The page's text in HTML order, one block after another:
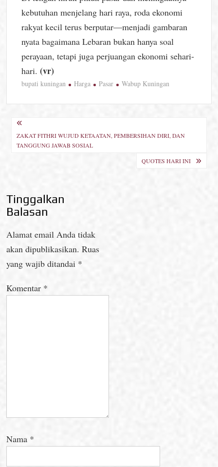
kebutuhan menjelang hari raya, roda ekonomi
rakyat kecil terus berputar—menjadi gambaran
nyata bagaimana Lebaran bukan hanya soal
perayaan, tetapi juga perjuangan ekonomi sehari-
hari.(vr)
bupati kuningan Harga Pasar Wabup Kuningan
Navigasi
pos
ZAKAT FITHRI WUJUD KETAATAN, PEMBERSIHAN DIRI, DAN
TANGGUNG JAWAB SOSIAL
QUOTES HARI INI
Tinggalkan
Balasan
Alamat email Anda tidak
akan dipublikasikan. Ruas
yang wajib ditandai *
Komentar *
Nama *